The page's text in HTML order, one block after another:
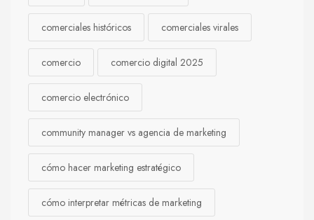
comerciales históricos comerciales virales
comercio comercio digital 2025
comercio electrónico
community manager vs agencia de marketing
cómo hacer marketing estratégico
cómo interpretar métricas de marketing